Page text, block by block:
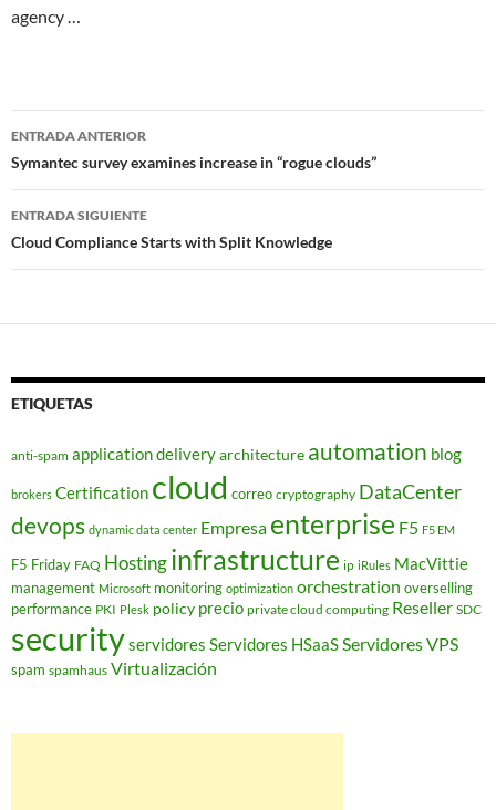
agency …
Navegador
de
entradas
ENTRADA ANTERIOR
Symantec survey examines increase in “rogue clouds”
ENTRADA SIGUIENTE
Cloud Compliance Starts with Split Knowledge
ETIQUETAS
anti-spam application deliveryarchitecture automation blog
brokers Certification cloud correo cryptography DataCenter
devops dynamic data center Empresa enterprise F5 F5 EM
F5 Friday FAQ Hostinginfrastructure ip iRules MacVittie
management Microsoft monitoring optimization orchestration overselling
performance PKI Plesk policy precio private cloud computing Reseller SDC
securityservidores Servidores HSaaSServidores VPS
spam spamhaus Virtualización